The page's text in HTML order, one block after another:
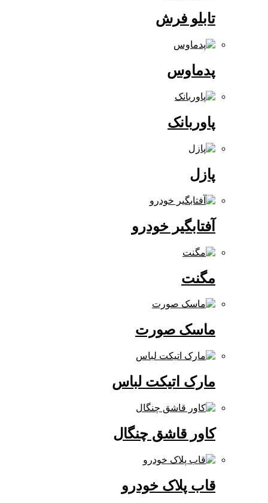
تابلو فرش
آفتابگیر خودرو
ماسک صورت
مارک اتیکت لباس
کاور قاشق چنگال
قاب پلاک خودرو